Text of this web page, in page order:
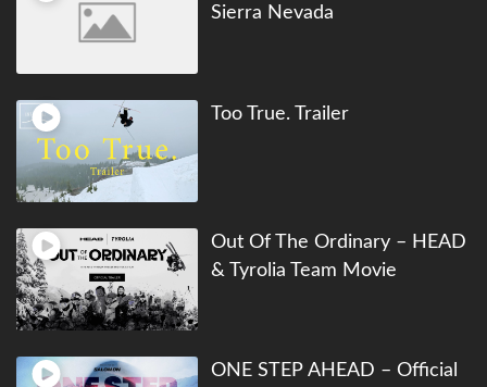
Sierra Nevada
Too True. Trailer
Out Of The Ordinary – HEAD
& Tyrolia Team Movie
ONE STEP AHEAD – Official